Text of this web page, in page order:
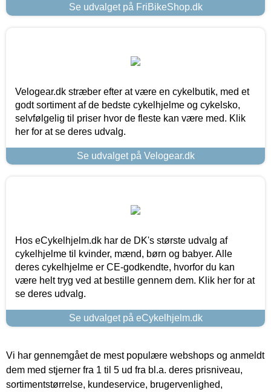
Se udvalget på FriBikeShop.dk
Velogear.dk stræber efter at være en cykelbutik, med et
godt sortiment af de bedste cykelhjelme og cykelsko,
selvfølgelig til priser hvor de fleste kan være med. Klik
her for at se deres udvalg.
Se udvalget på Velogear.dk
Hos eCykelhjelm.dk har de DK's største udvalg af
cykelhjelme til kvinder, mænd, børn og babyer. Alle
deres cykelhjelme er CE-godkendte, hvorfor du kan
være helt tryg ved at bestille gennem dem. Klik her for at
se deres udvalg.
Se udvalget på eCykelhjelm.dk
Vi har gennemgået de mest populære webshops og anmeldt
dem med stjerner fra 1 til 5 ud fra bl.a. deres prisniveau,
sortimentstørrelse, kundeservice, brugervenlighed,